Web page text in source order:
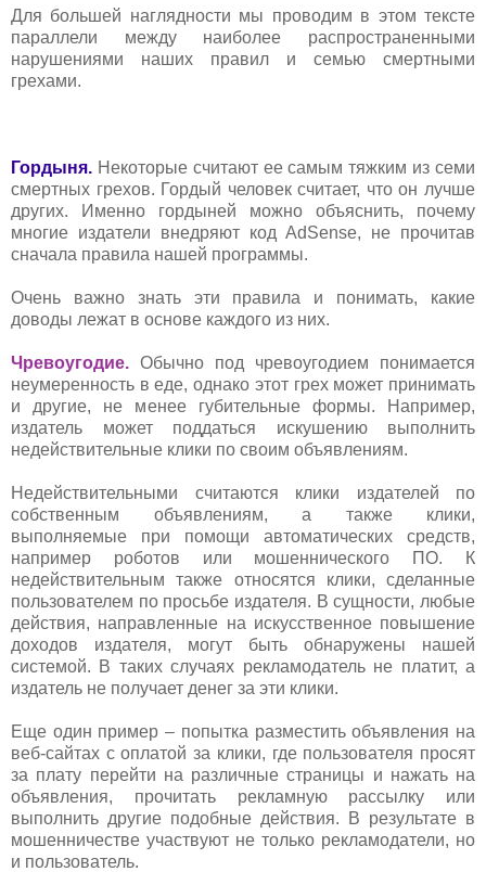
Для большей наглядности мы проводим в этом тексте
параллели между наиболее распространенными
нарушениями наших правил и семью смертными
грехами.
Гордыня. Некоторые считают ее самым тяжким из семи
смертных грехов. Гордый человек считает, что он лучше
других. Именно гордыней можно объяснить, почему
многие издатели внедряют код AdSense, не прочитав
сначала правила нашей программы.
Очень важно знать эти правила и понимать, какие
доводы лежат в основе каждого из них.
Чревоугодие. Обычно под чревоугодием понимается
неумеренность в еде, однако этот грех может принимать
и другие, не менее губительные формы. Например,
издатель может поддаться искушению выполнить
недействительные клики по своим объявлениям.
Недействительными считаются клики издателей по
собственным объявлениям, а также клики,
выполняемые при помощи автоматических средств,
например роботов или мошеннического ПО. К
недействительным также относятся клики, сделанные
пользователем по просьбе издателя. В сущности, любые
действия, направленные на искусственное повышение
доходов издателя, могут быть обнаружены нашей
системой. В таких случаях рекламодатель не платит, а
издатель не получает денег за эти клики.
Еще один пример – попытка разместить объявления на
веб-сайтах с оплатой за клики, где пользователя просят
за плату перейти на различные страницы и нажать на
объявления, прочитать рекламную рассылку или
выполнить другие подобные действия. В результате в
мошенничестве участвуют не только рекламодатели, но
и пользователь.